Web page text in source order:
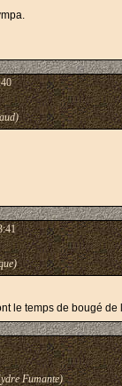
le temps de bougé de
Fumante)